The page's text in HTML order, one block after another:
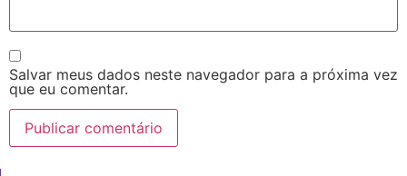
Salvar meus dados neste navegador para a próxima vez
que eu comentar.